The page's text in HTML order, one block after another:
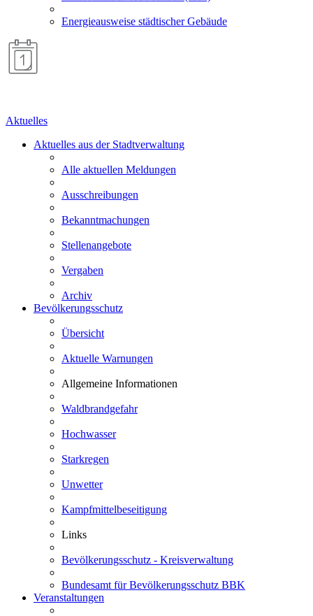
Energieausweise städtischer Gebäude
Aktuelles
Aktuelles aus der Stadtverwaltung
Alle aktuellen Meldungen
Ausschreibungen
Bekanntmachungen
Stellenangebote
Vergaben
Archiv
Bevölkerungsschutz
Übersicht
Aktuelle Warnungen
Allgemeine Informationen
Waldbrandgefahr
Hochwasser
Starkregen
Unwetter
Kampfmittelbeseitigung
Links
Bevölkerungsschutz - Kreisverwaltung
Bundesamt für Bevölkerungsschutz BBK
Veranstaltungen